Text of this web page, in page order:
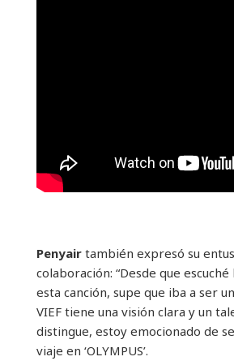
Penyairtambién expresó su
colaboración: “Desde que
esta canción, supe que iba a ser
VIEF tiene una visión clara y un
distingue, estoy emocionado de
viaje en ‘OLYMPUS’.